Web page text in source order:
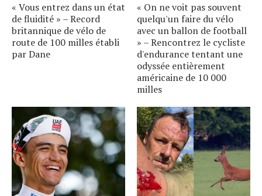
« Vous entrez dans un état
de fluidité » – Record
britannique de vélo de
route de 100 milles établi
par Dane
« On ne voit pas souvent
quelqu'un faire du vélo
avec un ballon de football
» – Rencontrez le cycliste
d'endurance tentant une
odyssée entièrement
américaine de 10 000
milles